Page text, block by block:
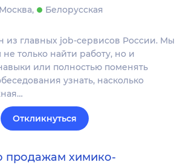
Москва
Белорусская
из главных job-сервисов России. Мы
только найти работу, но и
или полностью поменять
узнать, насколько
Откликнуться
продажам химико-